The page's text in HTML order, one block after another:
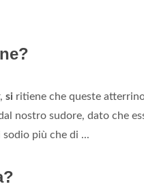
si ritiene che queste
nostro sudore, dato che
più che di ...